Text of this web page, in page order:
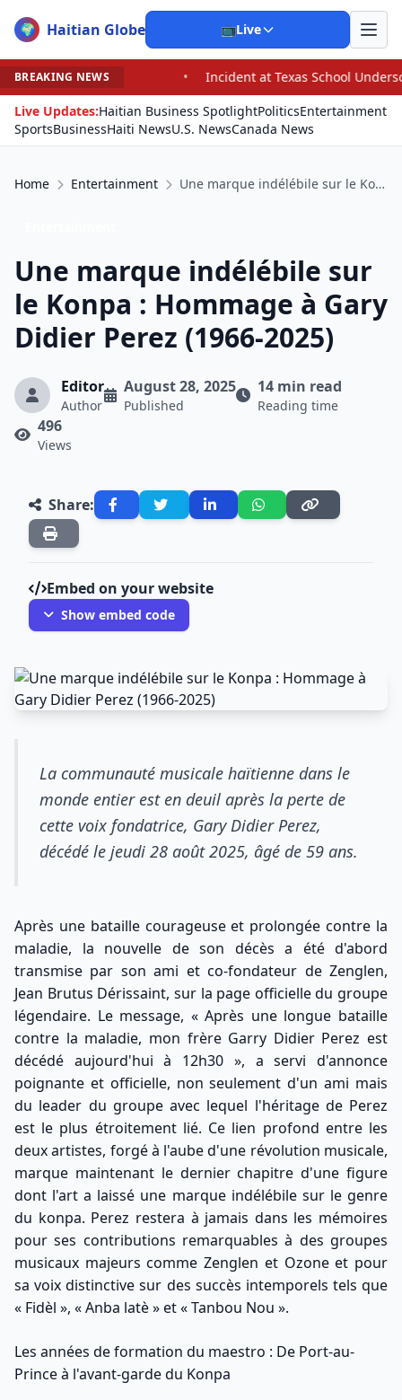
🌍 Haitian Globe 📺Live
BREAKING NEWS
at Texas School Underscores Concerns About Police
Live Updates:Haitian Business SpotlightPoliticsEntertainment
SportsBusinessHaiti NewsU.S. NewsCanada News
Home Entertainment Une marque indélébile sur le Konpa : Hommage à Gary Didier Perez (1966-2025)
Une marque indélébile sur
le Konpa : Hommage à Gary
Didier Perez (1966-2025)
Editor
Author
August 28, 2025
Published
14 min read
Reading time
496
Views
Share:
Embed on your website
Show embed code
La communauté musicale haïtienne dans le
monde entier est en deuil après la perte de
cette voix fondatrice, Gary Didier Perez,
décédé le jeudi 28 août 2025, âgé de 59 ans.
Après une bataille courageuse et prolongée contre la
maladie, la nouvelle de son décès a été d'abord
transmise par son ami et co-fondateur de Zenglen,
Jean Brutus Dérissaint, sur la page officielle du groupe
légendaire. Le message, « Après une longue bataille
contre la maladie, mon frère Garry Didier Perez est
décédé aujourd'hui à 12h30 », a servi d'annonce
poignante et officielle, non seulement d'un ami mais
du leader du groupe avec lequel l'héritage de Perez
est le plus étroitement lié. Ce lien profond entre les
deux artistes, forgé à l'aube d'une révolution musicale,
marque maintenant le dernier chapitre d'une figure
dont l'art a laissé une marque indélébile sur le genre
du konpa. Perez restera à jamais dans les mémoires
pour ses contributions remarquables à des groupes
musicaux majeurs comme Zenglen et Ozone et pour
sa voix distinctive sur des succès intemporels tels que
« Fidèl », « Anba latè » et « Tanbou Nou ».
Les années de formation du maestro : De Port-au-
Prince à l'avant-garde du Konpa